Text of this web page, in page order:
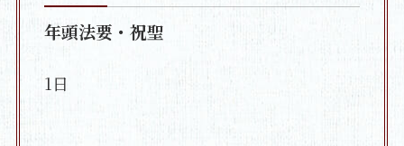
年頭法要・祝聖
1日